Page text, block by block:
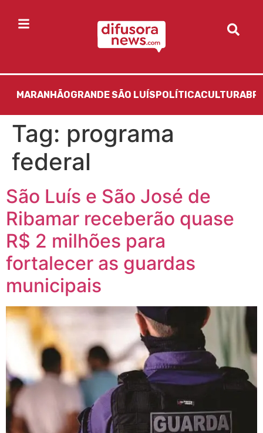
MARANHÃOGRANDE SÃO LUÍS POLÍTICACULTURA
Tag: programa
federal
São Luís e São José de
Ribamar receberão quase
R$ 2 milhões para
fortalecer as guardas
municipais